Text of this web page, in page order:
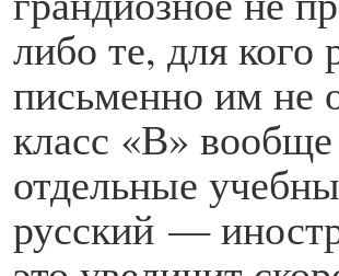
либо те, для кого
письменно им не
класс «В»
отдельные
русский —